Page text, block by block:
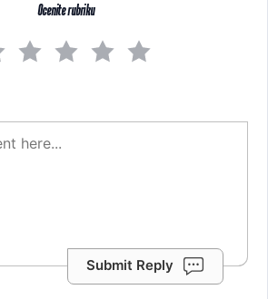
Ocenite rubriku
Submit Reply